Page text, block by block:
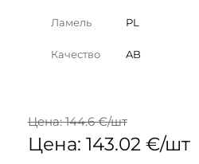
Ламель PL
Качество AB
Цена: 144.6 €/шт
Цена: 143.02 €/шт